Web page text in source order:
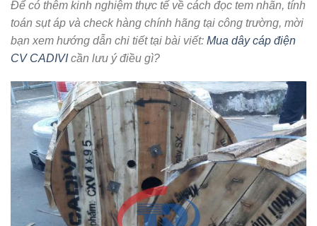
Để có thêm kinh nghiệm thực tế về cách đọc tem nhãn, tính
toán sụt áp và check hàng chính hãng tại công trường, mời
bạn xem hướng dẫn chi tiết tại bài viết: Mua dây cáp điện
CV CADIVIcần lưu ý điều gì?